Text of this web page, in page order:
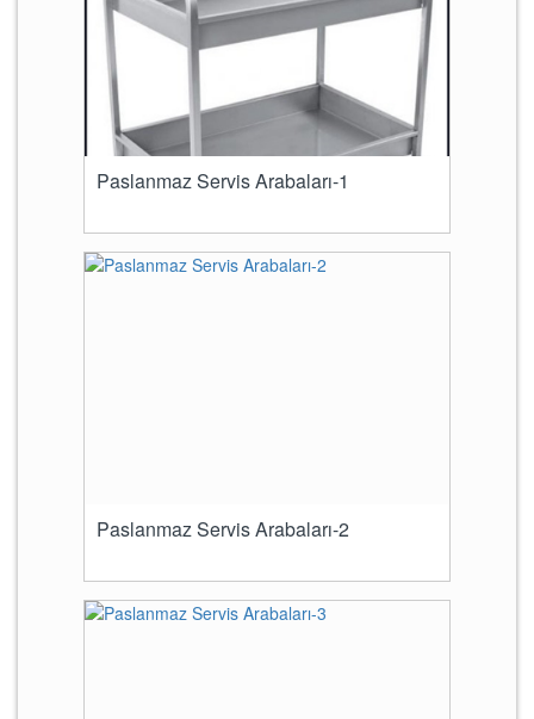
Paslanmaz Servis Arabaları-1
Paslanmaz Servis Arabaları-2